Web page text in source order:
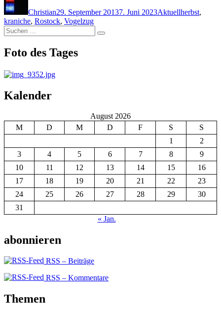
Christian29. September 20137. Juni 2023Aktuellherbst,
kraniche, Rostock, Vogelzug
Suchen
nach:
Suchen
Foto des Tages
Kalender
August 2026
M
D M D F S
S
1
2
3
4 5 6 7 8
9
10
11 12 13 14 15
16
17
18 19 20 21 22
23
24
25 26 27 28 29
30
31
« Jan.
abonnieren
RSS – Beiträge
RSS – Kommentare
Themen